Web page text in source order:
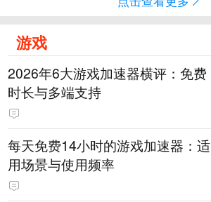
游戏
2026年6大游戏加速器横评：免费
时长与多端支持
每天免费14小时的游戏加速器：适
用场景与使用频率